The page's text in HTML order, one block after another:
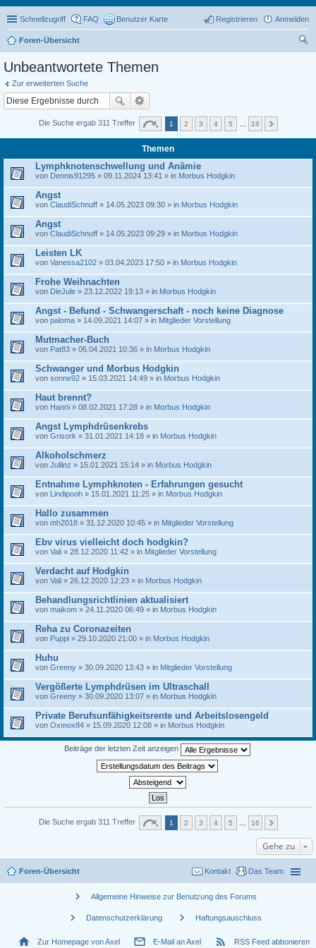
Schnellzugriff FAQ Benutzer Karte Anmelden
Registrieren
Foren-Übersicht
Unbeantwortete Themen
Zur erweiterten Suche
Die Suche ergab 311 Treffer 1 2 3 4 5 16
Themen
Lymphknotenschwellung und Anämie
von Dennis91295 » 09.11.2024 13:41 » in Morbus Hodgkin
Angst
von ClaudiSchnuff » 14.05.2023 09:30 » in Morbus Hodgkin
Angst
von ClaudiSchnuff » 14.05.2023 09:29 » in Morbus Hodgkin
Leisten LK
von Vanessa2102 » 03.04.2023 17:50 » in Morbus Hodgkin
Frohe Weihnachten
von DieJule » 23.12.2022 19:13 » in Morbus Hodgkin
Angst - Befund - Schwangerschaft - noch keine Diagnose
von paloma » 14.09.2021 14:07 » in Mitglieder Vorstellung
Mutmacher-Buch
von Pat83 » 06.04.2021 10:36 » in Morbus Hodgkin
Schwanger und Morbus Hodgkin
von sonne92 » 15.03.2021 14:49 » in Morbus Hodgkin
Haut brennt?
von Hanni » 08.02.2021 17:28 » in Morbus Hodgkin
Angst Lymphdrüsenkrebs
von Grisork » 31.01.2021 14:18 » in Morbus Hodgkin
Alkoholschmerz
von Julilnz » 15.01.2021 15:14 » in Morbus Hodgkin
Entnahme Lymphknoten - Erfahrungen gesucht
von Lindipooh » 15.01.2021 11:25 » in Morbus Hodgkin
Hallo zusammen
von mh2018 » 31.12.2020 10:45 » in Mitglieder Vorstellung
Ebv virus vielleicht doch hodgkin?
von Vali » 28.12.2020 11:42 » in Mitglieder Vorstellung
Verdacht auf Hodgkin
von Vali » 26.12.2020 12:23 » in Morbus Hodgkin
Behandlungsrichtlinien aktualisiert
von maikom » 24.11.2020 06:49 » in Morbus Hodgkin
Reha zu Coronazeiten
von Puppi » 29.10.2020 21:00 » in Morbus Hodgkin
Huhu
von Greeny » 30.09.2020 13:43 » in Mitglieder Vorstellung
Vergößerte Lymphdrüsen im Ultraschall
von Greeny » 30.09.2020 13:07 » in Morbus Hodgkin
Private Berufsunfähigkeitsrente und Arbeitslosengeld
von Oxmox84 » 15.09.2020 12:08 » in Morbus Hodgkin
Beiträge der letzten Zeit anzeigen
Die Suche ergab 311 Treffer 1 2 3 4 5 16
Gehe zu
Foren-Übersicht Das Team
Kontakt
chevron_right Allgemeine Hinweise zur Benutzung des Forums
chevron_right Datenschutzerklärung chevron_right Haftungsauschluss
home Zur Homepage von Axel mail_outline E-Mail an Axel rss_feed RSS Feed abbonieren